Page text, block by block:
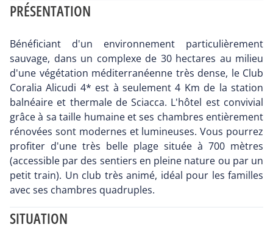
PRÉSENTATION
Bénéficiant d'un environnement particulièrement
sauvage, dans un complexe de 30 hectares au milieu
d'une végétation méditerranéenne très dense, le Club
Coralia Alicudi 4* est à seulement 4 Km de la station
balnéaire et thermale de Sciacca. L'hôtel est convivial
grâce à sa taille humaine et ses chambres entièrement
rénovées sont modernes et lumineuses. Vous pourrez
profiter d'une très belle plage située à 700 mètres
(accessible par des sentiers en pleine nature ou par un
petit train). Un club très animé, idéal pour les familles
avec ses chambres quadruples.
SITUATION